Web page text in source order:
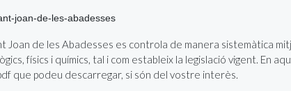
Joan de les Abadesses es controla de manera sistemàtica
físics i químics, tal i com estableix la legislació vigent. En
que podeu descarregar, si són del vostre interès.